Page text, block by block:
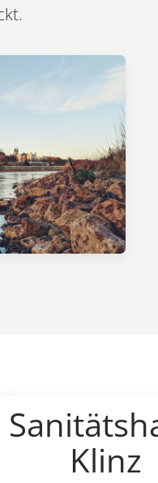
Klinz